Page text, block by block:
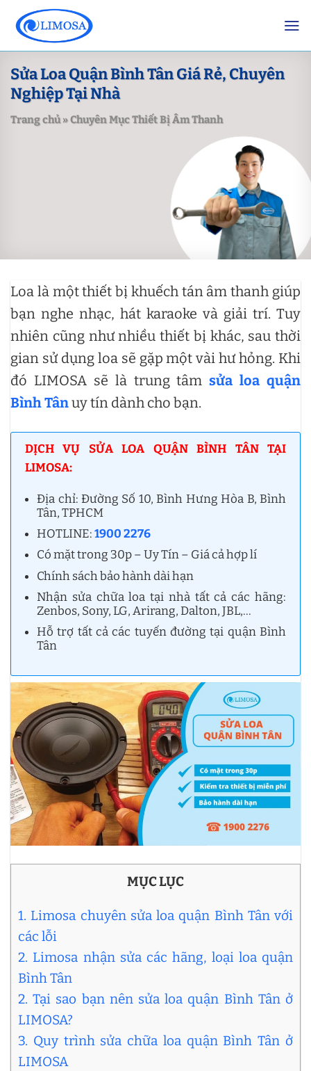
content
Sửa Loa Quận Bình Tân Giá Rẻ, Chuyên
Nghiệp Tại Nhà
Trang chủ»Chuyên Mục Thiết Bị Âm Thanh
Loa là một thiết bị khuếch tán âm thanh giúp
bạn nghe nhạc, hát karaoke và giải trí. Tuy
nhiên cũng như nhiều thiết bị khác, sau thời
gian sử dụng loa sẽ gặp một vài hư hỏng. Khi
đó LIMOSA sẽ là trung tâmsửa loa quận
Bình Tânuy tín dành cho bạn.
DỊCH VỤ SỬA LOA QUẬN BÌNH TÂN TẠI
LIMOSA:
Địa chỉ: Đường Số 10, Bình Hưng Hòa B, Bình
Tân, TPHCM
HOTLINE:1900 2276
Có mặt trong 30p – Uy Tín – Giá cả hợp lí
Chính sách bảo hành dài hạn
Nhận sửa chữa loa tại nhà tất cả các hãng:
Zenbos, Sony, LG, Arirang, Dalton, JBL,…
Hỗ trợ tất cả các tuyến đường tại quận Bình
Tân
MỤC LỤC
1. Limosa chuyên sửa loa quận Bình Tân với
các lỗi
2. Limosa nhận sửa các hãng, loại loa quận
Bình Tân
2. Tại sao bạn nên sửa loa quận Bình Tân ở
LIMOSA?
3. Quy trình sửa chữa loa quận Bình Tân ở
LIMOSA